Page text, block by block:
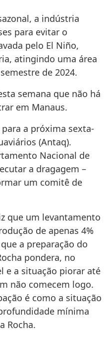
a indústria
para evitar o
pelo El Niño,
atingindo uma área
de 2024.
semana que não há
em Manaus.
a próxima sexta-
(Antaq).
Nacional de
a dragagem –
um comitê de
que um levantamento
de apenas 4%
a preparação do
pondera, no
e a situação piorar até
não comecem logo.
é como a situação
mínima
Rocha.